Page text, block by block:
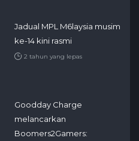
Jadual MPL M6laysia musim
ke-14 kini rasmi
2 tahun yang lepas
Goodday Charge
melancarkan
Boomers2Gamers: